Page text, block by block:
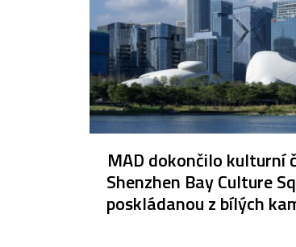
MAD dokončilo kulturní
Shenzhen Bay Culture
poskládanou z bílých